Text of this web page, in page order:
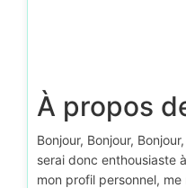
À propos
Bonjour, Bonjour,
serai donc enthousiaste
mon profil personnel,